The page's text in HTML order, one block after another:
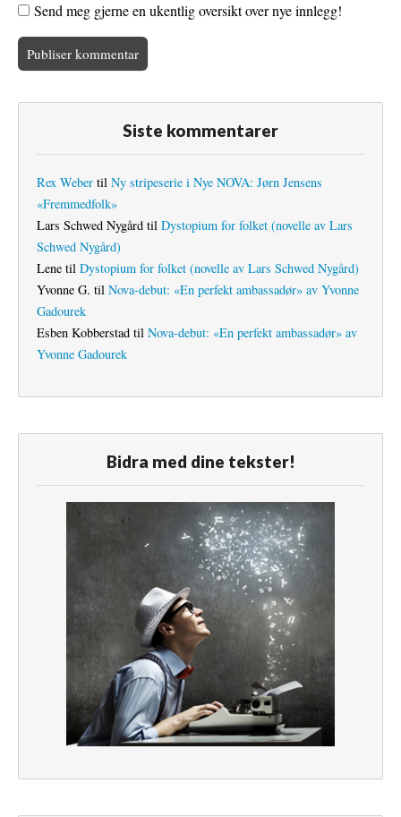
Send meg gjerne en ukentlig oversikt over nye innlegg!
Siste kommentarer
Rex Weber til Ny stripeserie i Nye NOVA: Jørn Jensens
«Fremmedfolk»
Lars Schwed Nygård til Dystopium for folket (novelle av Lars
Schwed Nygård)
Lene til Dystopium for folket (novelle av Lars Schwed Nygård)
Yvonne G. til Nova-debut: «En perfekt ambassadør» av Yvonne
Gadourek
Esben Kobberstad til Nova-debut: «En perfekt ambassadør» av
Yvonne Gadourek
Bidra med dine tekster!